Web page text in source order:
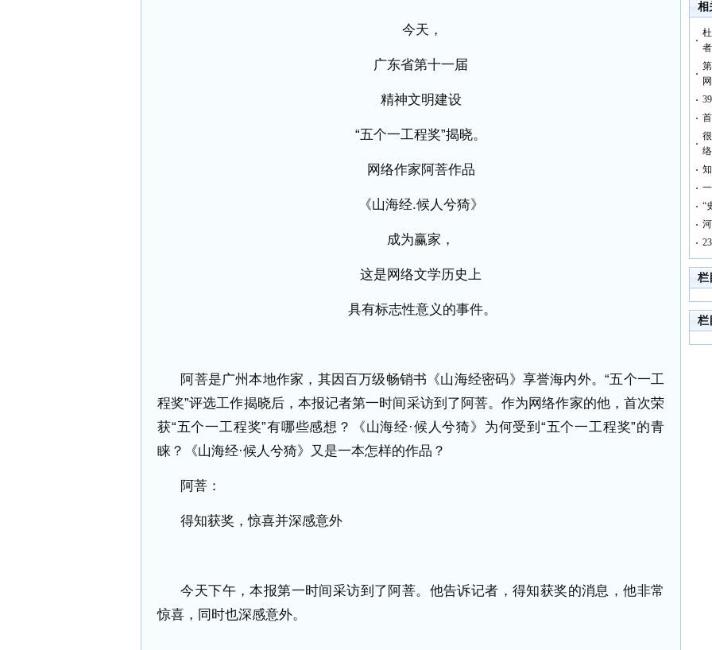
今天，
广东省第十一届
精神文明建设
“五个一工程奖”揭晓。
网络作家阿菩作品
《山海经.候人兮猗》
成为赢家，
这是网络文学历史上
具有标志性意义的事件。
阿菩是广州本地作家，其因百万级畅销书《山海经密码》享誉海内外。“五个一工
程奖”评选工作揭晓后，本报记者第一时间采访到了阿菩。作为网络作家的他，首次荣
获“五个一工程奖”有哪些感想？《山海经·候人兮猗》为何受到“五个一工程奖”的青
睐？《山海经·候人兮猗》又是一本怎样的作品？
阿菩：
得知获奖，惊喜并深感意外
今天下午，本报第一时间采访到了阿菩。他告诉记者，得知获奖的消息，他非常
惊喜，同时也深感意外。
相
者
络
“
栏
栏